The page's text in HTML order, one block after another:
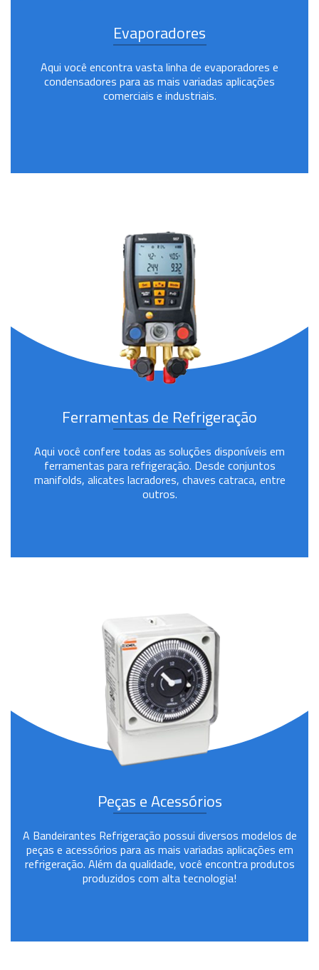
Evaporadores
Aqui você encontra vasta linha de evaporadores e
condensadores para as mais variadas aplicações
comerciais e industriais.
Ferramentas de Refrigeração
Aqui você confere todas as soluções disponíveis em
ferramentas para refrigeração. Desde conjuntos
manifolds, alicates lacradores, chaves catraca, entre
outros.
Peças e Acessórios
A Bandeirantes Refrigeração possui diversos modelos de
peças e acessórios para as mais variadas aplicações em
refrigeração. Além da qualidade, você encontra produtos
produzidos com alta tecnologia!